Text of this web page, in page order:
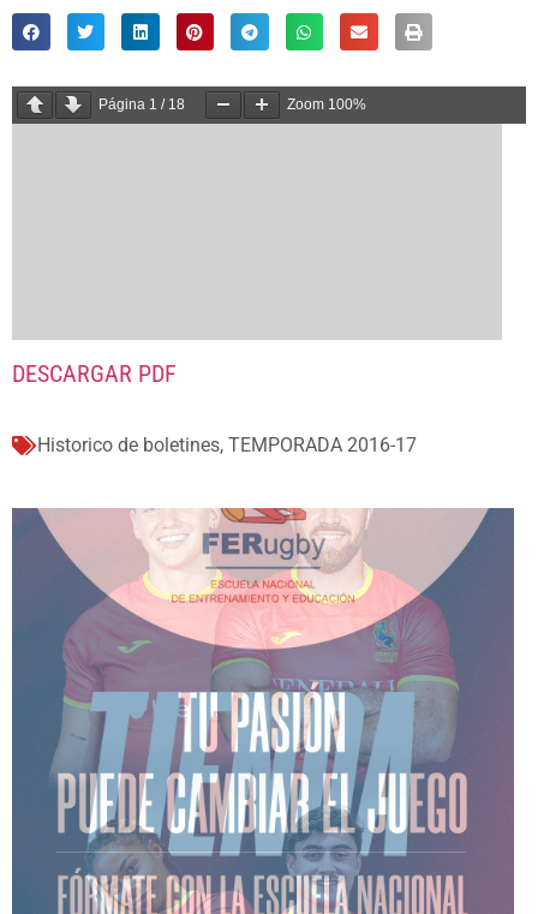
Página 1 / 18 Zoom 100%
DESCARGAR PDF
Historico de boletines, TEMPORADA 2016-17